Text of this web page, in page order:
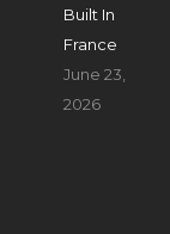
Built In
France
June 23,
2026